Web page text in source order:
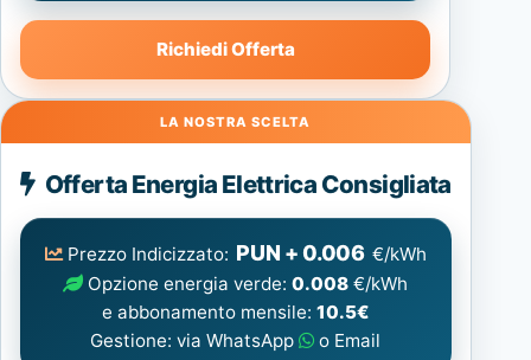
Richiedi Offerta
Energia
Elettrica
consigliata
Offerta Energia Elettrica Consigliata
Prezzo Indicizzato: PUN + 0.006 €/kWh
Opzione energia verde:0.008 €/kWh
e abbonamento mensile: 10.5€
Gestione: via WhatsApp
o Email